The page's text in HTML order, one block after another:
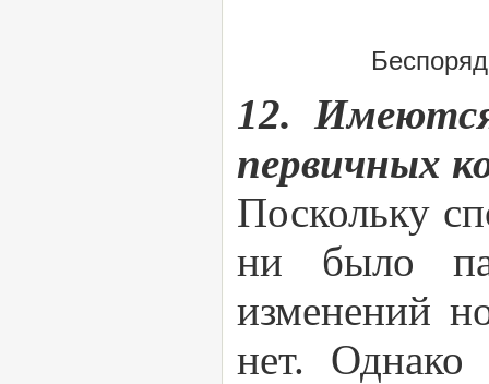
12.
первичных
Поскольку
ни было
изменений
нет. Однако